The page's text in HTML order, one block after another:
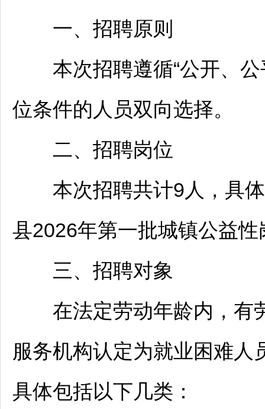
一、 招聘原则
本次招聘遵循“公开、
位条件的人员双向选择。
二、 招聘岗位
本次招聘共计9人，具
县2026年第一批城镇公益性
三、 招聘对象
在法定劳动年龄内，有
服务机构认定为就业困难人
具体包括以下几类：